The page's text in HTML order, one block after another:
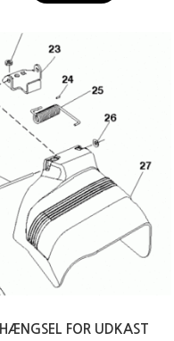
HÆNGSEL FOR UDKAST